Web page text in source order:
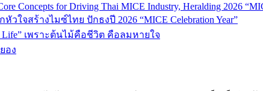
Concepts for Driving Thai MICE Industry, Heralding 2026
ใจสร้างไมซ์ไทย ปักธงปี 2026 “MICE Celebration Year”
Life” เพราะต้นไม้คือชีวิต คือลมหายใจ
อง